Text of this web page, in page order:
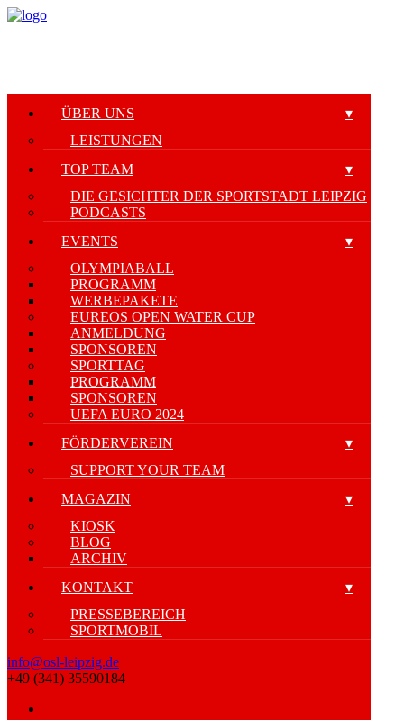
ÜBER UNS
LEISTUNGEN
TOP TEAM
DIE GESICHTER DER SPORTSTADT LEIPZIG
PODCASTS
EVENTS
OLYMPIABALL
PROGRAMM
WERBEPAKETE
EUREOS OPEN WATER CUP
ANMELDUNG
SPONSOREN
SPORTTAG
PROGRAMM
SPONSOREN
UEFA EURO 2024
FÖRDERVEREIN
SUPPORT YOUR TEAM
MAGAZIN
KIOSK
BLOG
ARCHIV
KONTAKT
PRESSEBEREICH
SPORTMOBIL
info@osl-leipzig.de
+49 (341) 35590184